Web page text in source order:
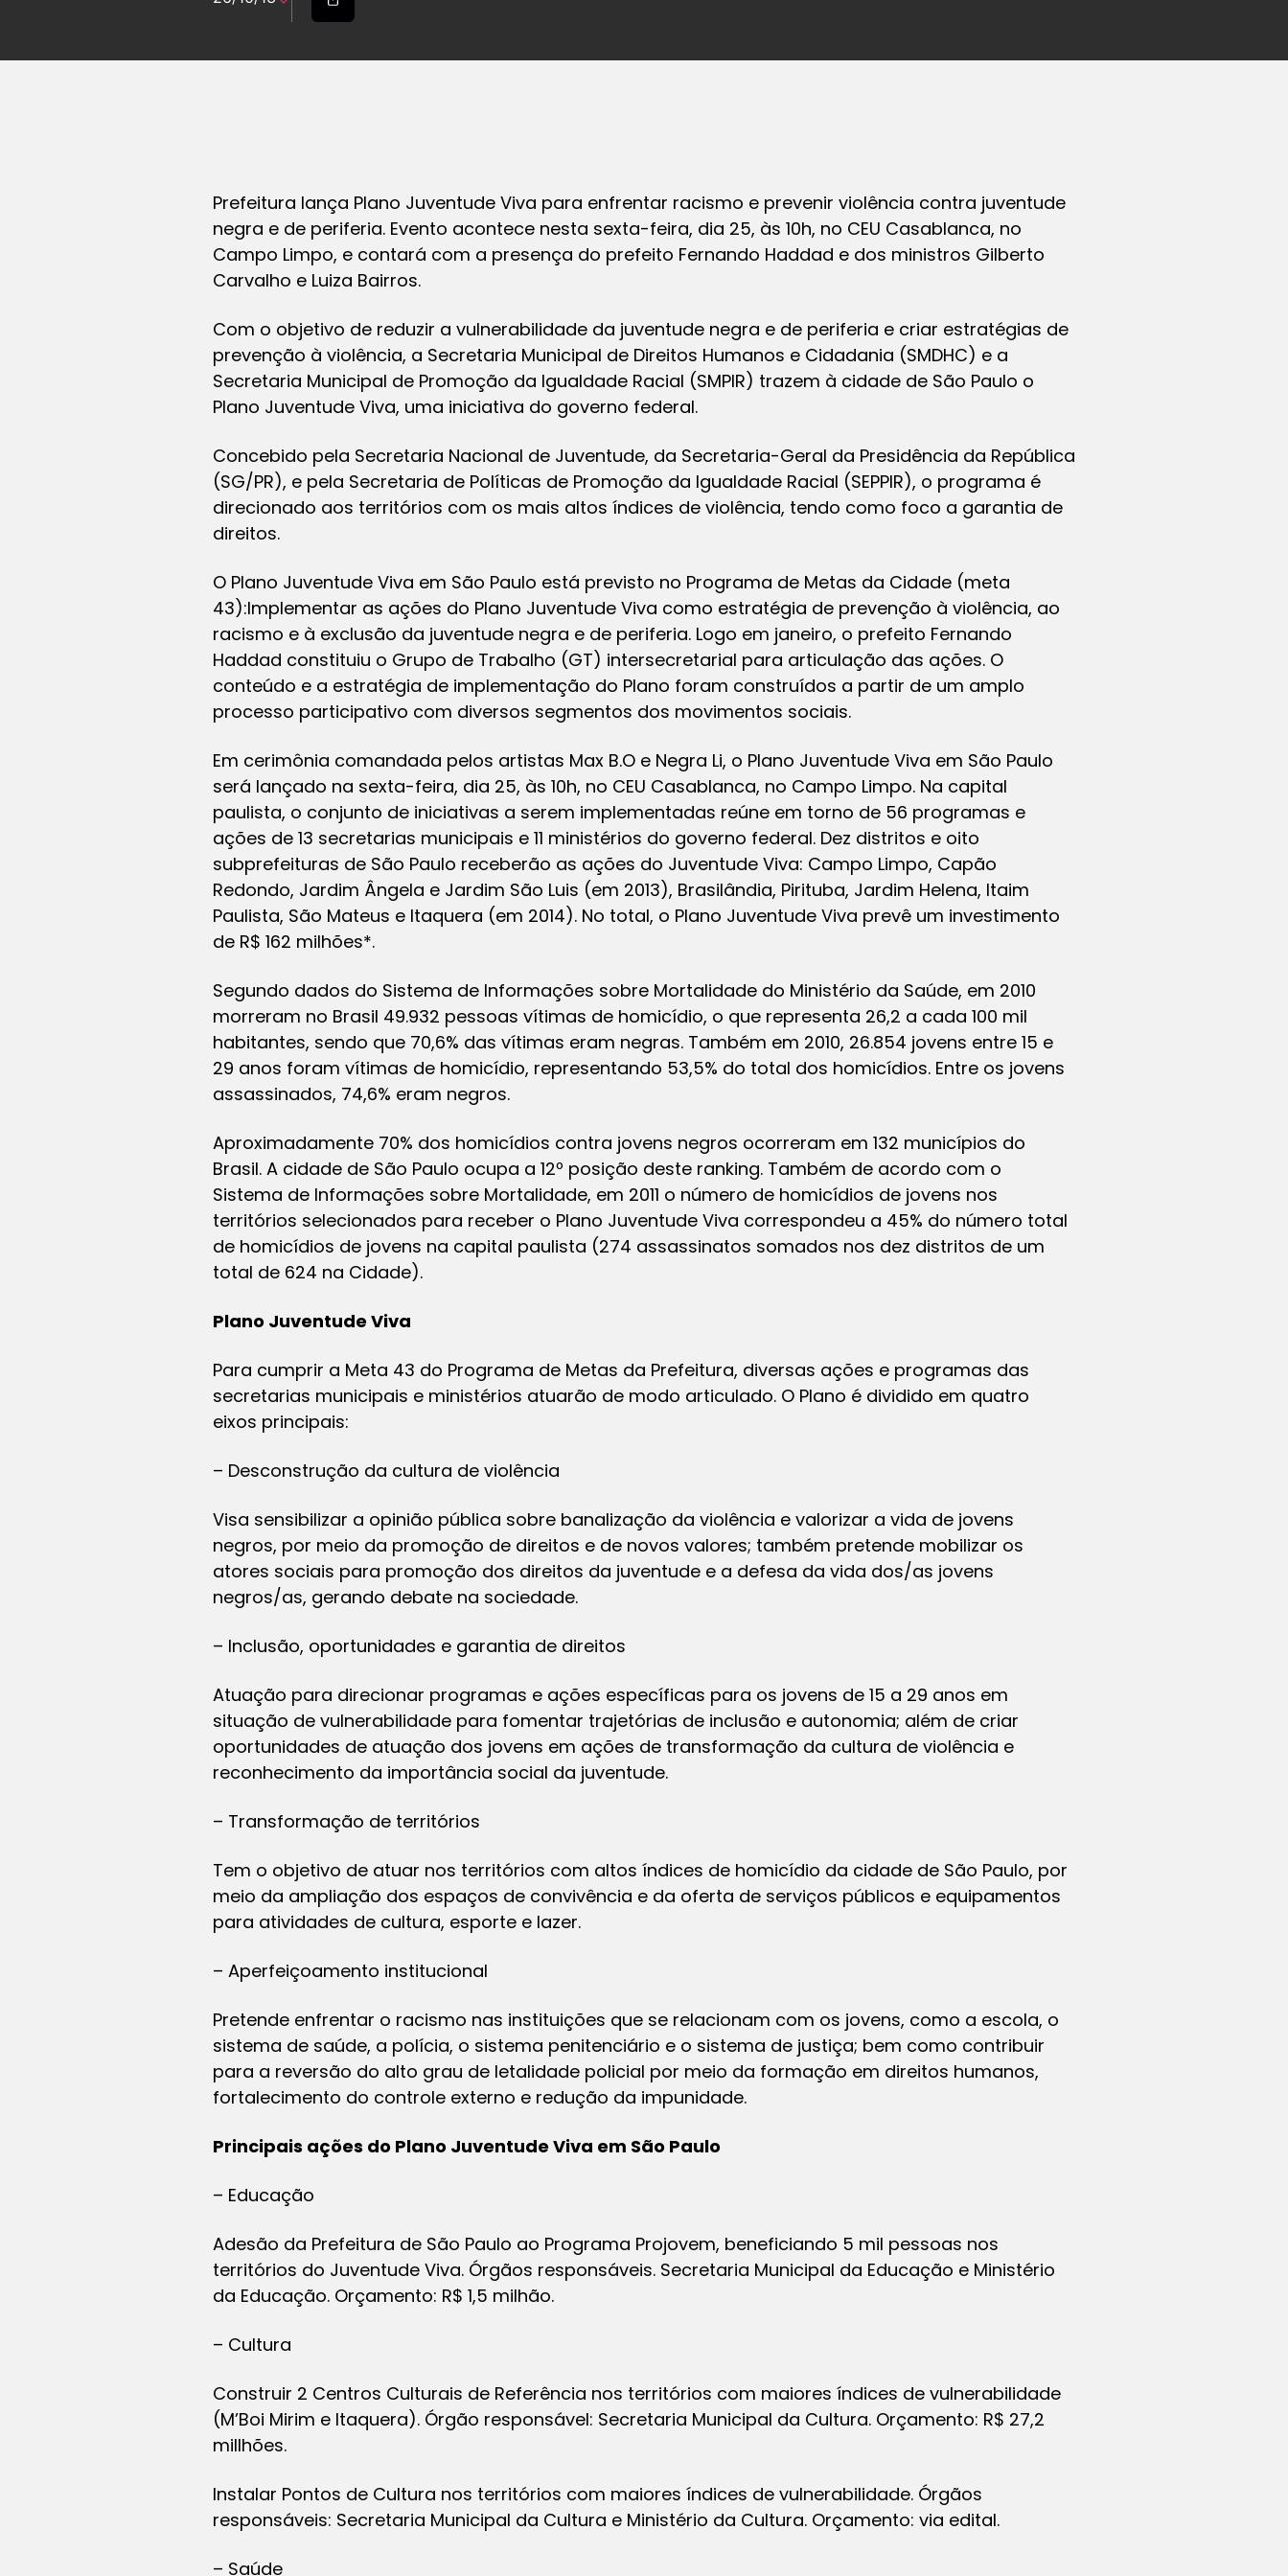
Prefeitura lança Plano Juventude Viva para enfrentar racismo e prevenir violência contra juventude
negra e de periferia. Evento acontece nesta sexta-feira, dia 25, às 10h, no CEU Casablanca, no
Campo Limpo, e contará com a presença do prefeito Fernando Haddad e dos ministros Gilberto
Carvalho e Luiza Bairros.
Com o objetivo de reduzir a vulnerabilidade da juventude negra e de periferia e criar estratégias de
prevenção à violência, a Secretaria Municipal de Direitos Humanos e Cidadania (SMDHC) e a
Secretaria Municipal de Promoção da Igualdade Racial (SMPIR) trazem à cidade de São Paulo o
Plano Juventude Viva, uma iniciativa do governo federal.
Concebido pela Secretaria Nacional de Juventude, da Secretaria-Geral da Presidência da República
(SG/PR), e pela Secretaria de Políticas de Promoção da Igualdade Racial (SEPPIR), o programa é
direcionado aos territórios com os mais altos índices de violência, tendo como foco a garantia de
direitos.
O Plano Juventude Viva em São Paulo está previsto no Programa de Metas da Cidade (meta
43):Implementar as ações do Plano Juventude Viva como estratégia de prevenção à violência, ao
racismo e à exclusão da juventude negra e de periferia. Logo em janeiro, o prefeito Fernando
Haddad constituiu o Grupo de Trabalho (GT) intersecretarial para articulação das ações. O
conteúdo e a estratégia de implementação do Plano foram construídos a partir de um amplo
processo participativo com diversos segmentos dos movimentos sociais.
Em cerimônia comandada pelos artistas Max B.O e Negra Li, o Plano Juventude Viva em São Paulo
será lançado na sexta-feira, dia 25, às 10h, no CEU Casablanca, no Campo Limpo. Na capital
paulista, o conjunto de iniciativas a serem implementadas reúne em torno de 56 programas e
ações de 13 secretarias municipais e 11 ministérios do governo federal. Dez distritos e oito
subprefeituras de São Paulo receberão as ações do Juventude Viva: Campo Limpo, Capão
Redondo, Jardim Ângela e Jardim São Luis (em 2013), Brasilândia, Pirituba, Jardim Helena, Itaim
Paulista, São Mateus e Itaquera (em 2014). No total, o Plano Juventude Viva prevê um investimento
de R$ 162 milhões*.
Segundo dados do Sistema de Informações sobre Mortalidade do Ministério da Saúde, em 2010
morreram no Brasil 49.932 pessoas vítimas de homicídio, o que representa 26,2 a cada 100 mil
habitantes, sendo que 70,6% das vítimas eram negras. Também em 2010, 26.854 jovens entre 15 e
29 anos foram vítimas de homicídio, representando 53,5% do total dos homicídios. Entre os jovens
assassinados, 74,6% eram negros.
Aproximadamente 70% dos homicídios contra jovens negros ocorreram em 132 municípios do
Brasil. A cidade de São Paulo ocupa a 12º posição deste ranking. Também de acordo com o
Sistema de Informações sobre Mortalidade, em 2011 o número de homicídios de jovens nos
territórios selecionados para receber o Plano Juventude Viva correspondeu a 45% do número total
de homicídios de jovens na capital paulista (274 assassinatos somados nos dez distritos de um
total de 624 na Cidade).
Plano Juventude Viva
Para cumprir a Meta 43 do Programa de Metas da Prefeitura, diversas ações e programas das
secretarias municipais e ministérios atuarão de modo articulado. O Plano é dividido em quatro
eixos principais:
– Desconstrução da cultura de violência
Visa sensibilizar a opinião pública sobre banalização da violência e valorizar a vida de jovens
negros, por meio da promoção de direitos e de novos valores; também pretende mobilizar os
atores sociais para promoção dos direitos da juventude e a defesa da vida dos/as jovens
negros/as, gerando debate na sociedade.
– Inclusão, oportunidades e garantia de direitos
Atuação para direcionar programas e ações específicas para os jovens de 15 a 29 anos em
situação de vulnerabilidade para fomentar trajetórias de inclusão e autonomia; além de criar
oportunidades de atuação dos jovens em ações de transformação da cultura de violência e
reconhecimento da importância social da juventude.
– Transformação de territórios
Tem o objetivo de atuar nos territórios com altos índices de homicídio da cidade de São Paulo, por
meio da ampliação dos espaços de convivência e da oferta de serviços públicos e equipamentos
para atividades de cultura, esporte e lazer.
– Aperfeiçoamento institucional
Pretende enfrentar o racismo nas instituições que se relacionam com os jovens, como a escola, o
sistema de saúde, a polícia, o sistema penitenciário e o sistema de justiça; bem como contribuir
para a reversão do alto grau de letalidade policial por meio da formação em direitos humanos,
fortalecimento do controle externo e redução da impunidade.
Principais ações do Plano Juventude Viva em São Paulo
– Educação
Adesão da Prefeitura de São Paulo ao Programa Projovem, beneficiando 5 mil pessoas nos
territórios do Juventude Viva. Órgãos responsáveis. Secretaria Municipal da Educação e Ministério
da Educação. Orçamento: R$ 1,5 milhão.
– Cultura
Construir 2 Centros Culturais de Referência nos territórios com maiores índices de vulnerabilidade
(M’Boi Mirim e Itaquera). Órgão responsável: Secretaria Municipal da Cultura. Orçamento: R$ 27,2
millhões.
Instalar Pontos de Cultura nos territórios com maiores índices de vulnerabilidade. Órgãos
responsáveis: Secretaria Municipal da Cultura e Ministério da Cultura. Orçamento: via edital.
– Saúde